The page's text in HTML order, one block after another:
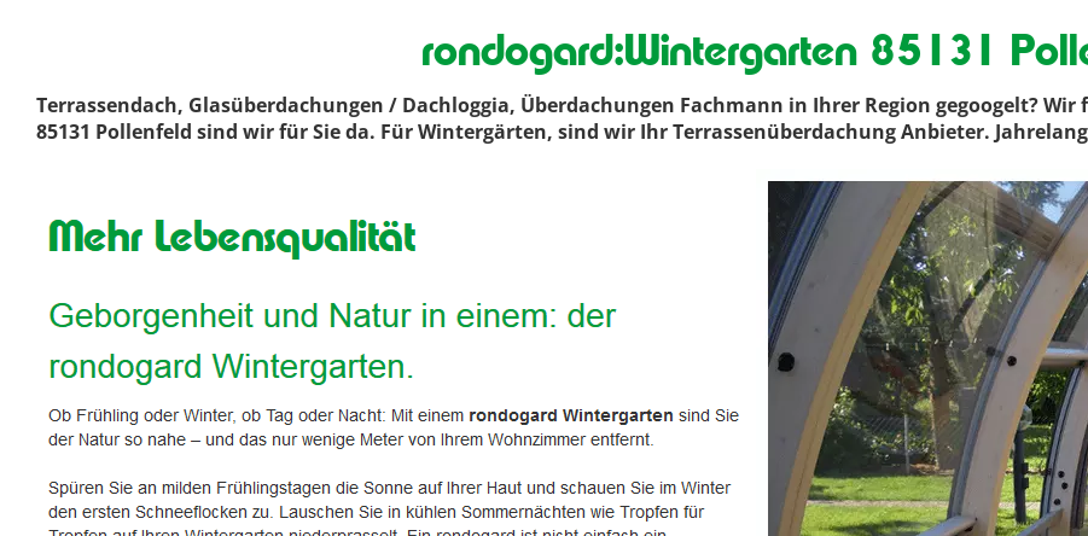
rondogard:Wintergarten 85131
Terrassendach, Glasüberdachungen / Dachloggia, Überdachungen Fachmann in Ihrer Region gegoogelt?
85131 Pollenfeld sind wir für Sie da. Für Wintergärten, sind wir Ihr Terrassenüberdachung Anbieter.